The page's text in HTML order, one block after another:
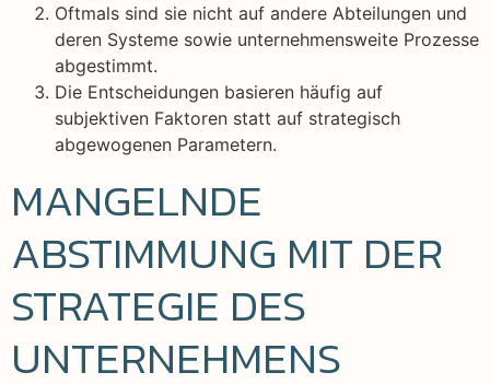
Oftmals sind sie nicht auf andere Abteilungen und
deren Systeme sowie unternehmensweite Prozesse
abgestimmt.
Die Entscheidungen basieren häufig auf
subjektiven Faktoren statt auf strategisch
abgewogenen Parametern.
MANGELNDE
ABSTIMMUNG MIT DER
STRATEGIE DES
UNTERNEHMENS